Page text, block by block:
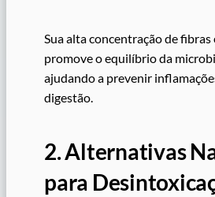
Sua alta concentração de
promove o equilíbrio da
ajudando a prevenir
digestão.
2. Alternativas
para